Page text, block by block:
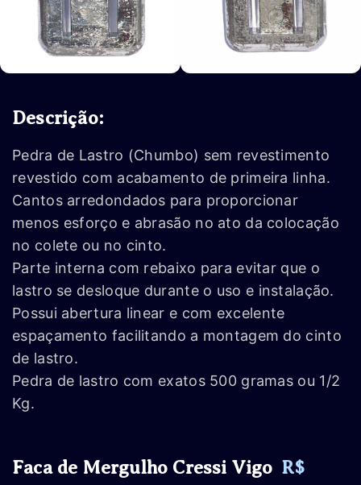
Descrição:
Pedra de Lastro (Chumbo) sem revestimento
revestido com acabamento de primeira linha.
Cantos arredondados para proporcionar
menos esforço e abrasão no ato da colocação
no colete ou no cinto.
Parte interna com rebaixo para evitar que o
lastro se desloque durante o uso e instalação.
Possui abertura linear e com excelente
espaçamento facilitando a montagem do cinto
de lastro.
Pedra de lastro com exatos 500 gramas ou 1/2
Kg.
Faca de Mergulho Cressi Vigo R$